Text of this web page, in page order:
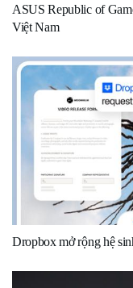
ASUS Republic of
Việt Nam
Dropbox mở rộng hệ